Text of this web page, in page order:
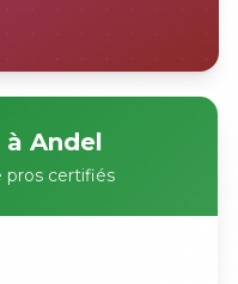
Andel
pros certifiés